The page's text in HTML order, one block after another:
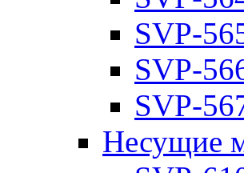
SVP-
SVP-
SVP-
Несущие